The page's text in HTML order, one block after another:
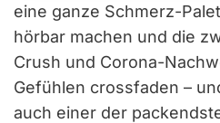
eine ganze Schmerz-
hörbar machen und die
Crush und Corona-
Gefühlen crossfaden –
auch einer der